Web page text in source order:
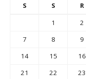
S
S R
1
2
7
8 9
14
15 16
21
22 23